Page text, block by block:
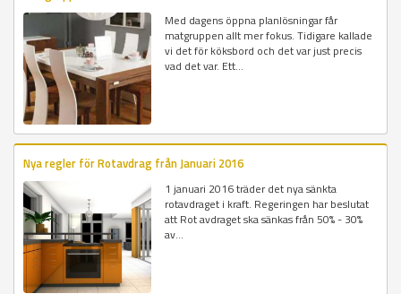
Med dagens öppna planlösningar får
matgruppen allt mer fokus. Tidigare kallade
vi det för köksbord och det var just precis
vad det var. Ett...
Nya regler för Rotavdrag från Januari 2016
1 januari 2016 träder det nya sänkta
rotavdraget i kraft. Regeringen har beslutat
att Rot avdraget ska sänkas från 50% - 30%
av...